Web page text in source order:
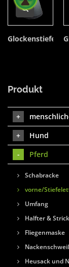
Glockenstiefel
Produkt
Hund
Pferd
Schabracke
vorne/
Umfang
Halfter & Strick
Fliegenmaske
Heusack und